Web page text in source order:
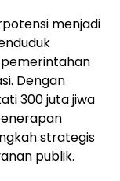
menjadi
Dengan
300 juta jiwa
strategis
publik.